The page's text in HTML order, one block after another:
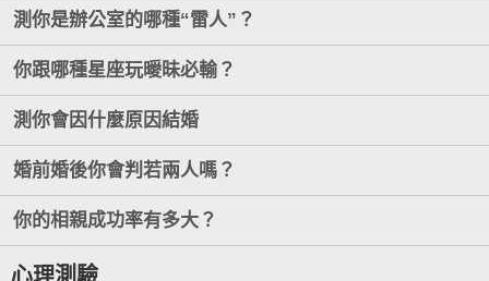
測你是辦公室的哪種“雷人”？
你跟哪種星座玩曖昧必輸？
測你會因什麼原因結婚
婚前婚後你會判若兩人嗎？
你的相親成功率有多大？
心理測驗